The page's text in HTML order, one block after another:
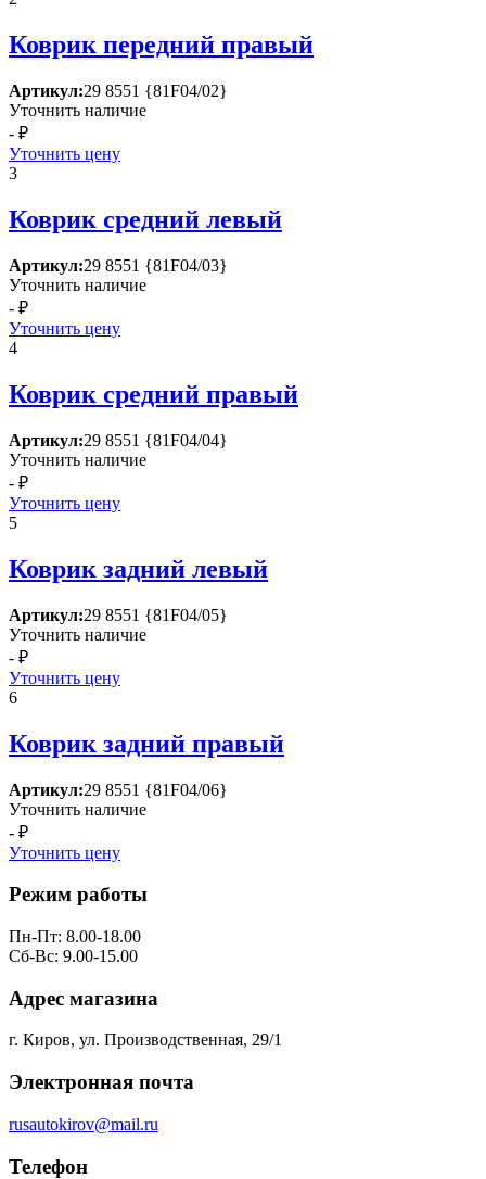
Коврик передний правый
Артикул:29 8551 {81F04/02}
Уточнить наличие
- ₽
Уточнить цену
3
Коврик средний левый
Артикул:29 8551 {81F04/03}
Уточнить наличие
- ₽
Уточнить цену
4
Коврик средний правый
Артикул:29 8551 {81F04/04}
Уточнить наличие
- ₽
Уточнить цену
5
Коврик задний левый
Артикул:29 8551 {81F04/05}
Уточнить наличие
- ₽
Уточнить цену
6
Коврик задний правый
Артикул:29 8551 {81F04/06}
Уточнить наличие
- ₽
Уточнить цену
Режим работы
Пн-Пт: 8.00-18.00
Сб-Вс: 9.00-15.00
Адрес магазина
г. Киров, ул. Производственная, 29/1
Электронная почта
rusautokirov@mail.ru
Телефон